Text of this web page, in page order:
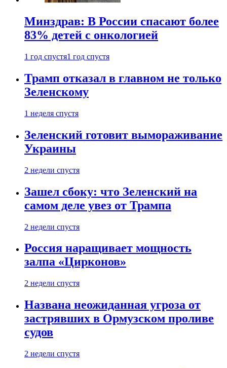
Минздрав: В России спасают более
83% детей с онкологией
1 год спустя1 год спустя
Трамп отказал в главном не только
Зеленскому
1 неделя спустя
Зеленский готовит вымораживание
Украины
2 недели спустя
Зашел сбоку: что Зеленский на
самом деле увез от Трампа
2 недели спустя
Россия наращивает мощность
залпа «Цирконов»
2 недели спустя
Названа неожиданная угроза от
застрявших в Ормузском проливе
судов
2 недели спустя